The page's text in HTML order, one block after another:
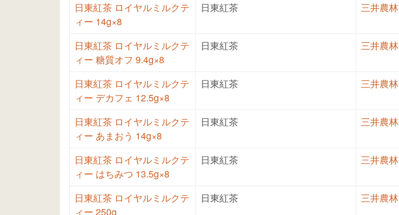
日東紅茶 ロイヤルミルクテ
ィー 14g×8
日東紅茶 三井農林
日東紅茶 ロイヤルミルクテ
ィー 糖質オフ 9.4g×8
日東紅茶 三井農林
日東紅茶 ロイヤルミルクテ
ィー デカフェ 12.5g×8
日東紅茶 三井農林
日東紅茶 ロイヤルミルクテ
ィー あまおう 14g×8
日東紅茶 三井農林
日東紅茶 ロイヤルミルクテ
ィー はちみつ 13.5g×8
日東紅茶 三井農林
日東紅茶 ロイヤルミルクテ
ィー 250g
日東紅茶 三井農林